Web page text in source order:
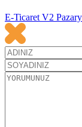
E-Ticaret V2